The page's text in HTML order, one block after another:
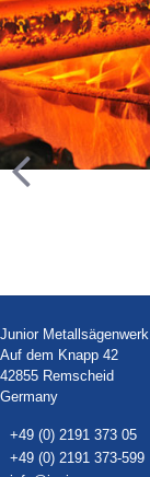
Junior
Auf dem Knapp 42
42855 Remscheid
Germany
+49 (0) 2191 373 05
+49 (0) 2191 373-599